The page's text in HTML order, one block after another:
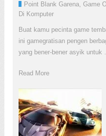
Point Blank Garena, Game
Di Komputer
Buat kamu pecinta game
ini gamegratisan pengen
yang bener-bener asyik untuk
Read More